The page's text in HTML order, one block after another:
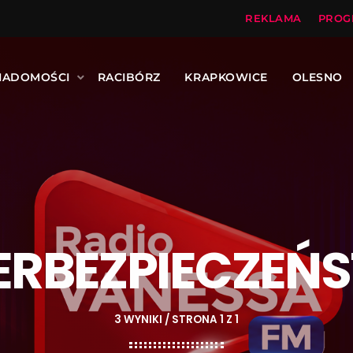
REKLAMA
RACIBÓRZ KRAPKOWICE OLESNO
3 WYNIKI / STRONA 1 Z 1